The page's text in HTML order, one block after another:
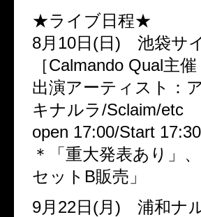
★ライブ日程★
8月10日(日) 池袋サ
［Calmando Qual主
出演アーティスト：
キナルラ/Sclaim/etc
open 17:00/Start
＊「重大発表あり」
セットB販売」
9月22日(月) 浦和ナ